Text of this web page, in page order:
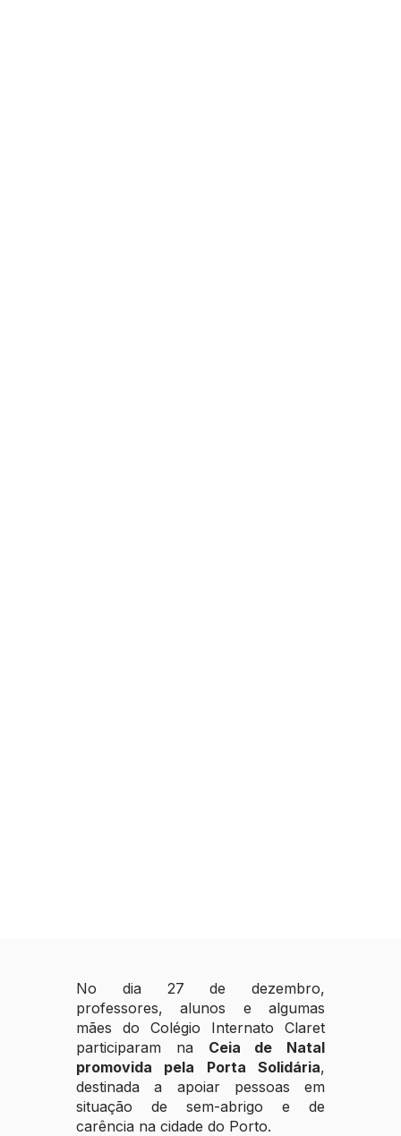
No dia 27 de dezembro,
professores, alunos e algumas
mães do Colégio Internato Claret
participaram na Ceia de Natal
promovida pela Porta Solidária,
destinada a apoiar pessoas em
situação de sem-abrigo e de
carência na cidade do Porto.